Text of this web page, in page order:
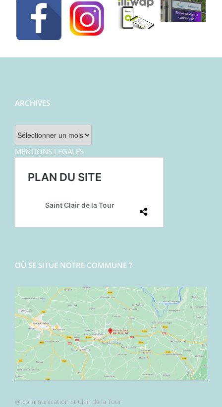
ARCHIVES
Archives
MENTIONS LEGALES
OÙ SE SITUE NOTRE COMMUNE ?
@ communication St Clair de la Tour